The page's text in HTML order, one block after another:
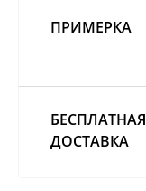
ПРИМЕРКА
БЕСПЛАТНАЯ
ДОСТАВКА